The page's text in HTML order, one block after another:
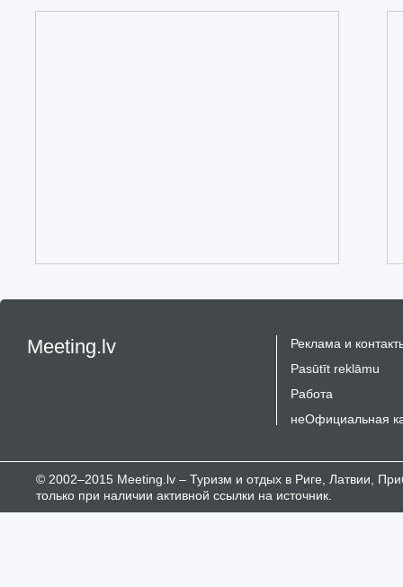
Meeting.lv
Реклама и
Pasūtīt reklāmu
Работа
неОфициальная
© 2002–2015 Meeting.lv – Туризм и отдых в Риге, Латвии,
только при наличии активной ссылки на источник.